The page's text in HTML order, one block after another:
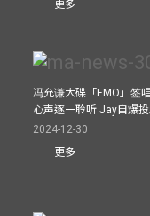
更多
冯允谦大碟「EMO」签
心声逐一聆听 Jay自爆
2024-12-30
更多